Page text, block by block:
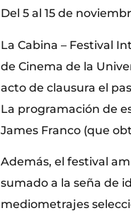
Del 5 al 15 de
La Cabina – Festival
de Cinema de la
acto de clausura el
La programación de
James Franco (que
Además, el festival
sumado a la seña de
mediometrajes